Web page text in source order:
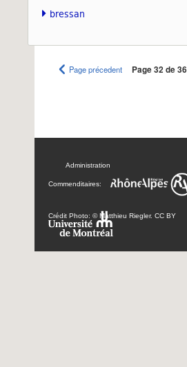
bressan
Page précedent Page 32 de 36
Administration
Commenditaires:
Crédit Photo: © Matthieu Riegler. CC BY